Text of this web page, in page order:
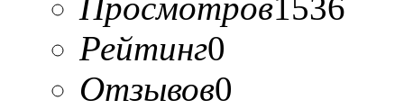
Рейтинг0
Отзывов0